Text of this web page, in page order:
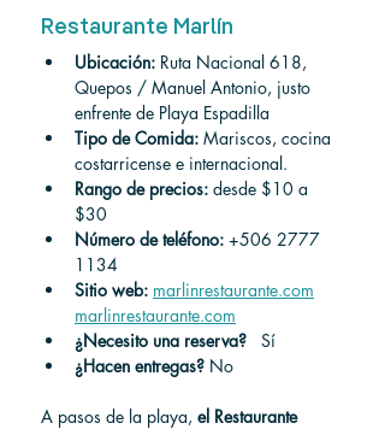
Restaurante Marlín
Ubicación: Ruta Nacional 618,
Quepos / Manuel Antonio, justo
enfrente de Playa Espadilla
Tipo de Comida: Mariscos, cocina
costarricense e internacional.
Rango de precios: desde $10 a
$30
Número de teléfono: +506 2777
1134
Sitio web: marlinrestaurante.com
marlinrestaurante.com
¿Necesito una reserva?
Sí
¿Hacen entregas? No
A pasos de la playa, el Restaurante